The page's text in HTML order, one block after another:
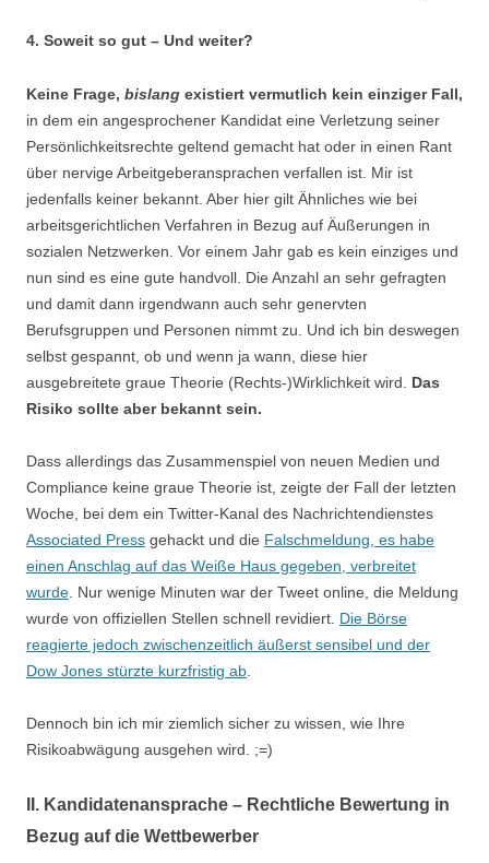
4. Soweit so gut – Und weiter?
Keine Frage, bislang existiert vermutlich kein einziger Fall,
in dem ein angesprochener Kandidat eine Verletzung seiner
Persönlichkeitsrechte geltend gemacht hat oder in einen Rant
über nervige Arbeitgeberansprachen verfallen ist. Mir ist
jedenfalls keiner bekannt. Aber hier gilt Ähnliches wie bei
arbeitsgerichtlichen Verfahren in Bezug auf Äußerungen in
sozialen Netzwerken. Vor einem Jahr gab es kein einziges und
nun sind es eine gute handvoll. Die Anzahl an sehr gefragten
und damit dann irgendwann auch sehr genervten
Berufsgruppen und Personen nimmt zu. Und ich bin deswegen
selbst gespannt, ob und wenn ja wann, diese hier
ausgebreitete graue Theorie (Rechts-)Wirklichkeit wird. Das
Risiko sollte aber bekannt sein.
Dass allerdings das Zusammenspiel von neuen Medien und
Compliance keine graue Theorie ist, zeigte der Fall der letzten
Woche, bei dem ein Twitter-Kanal des Nachrichtendienstes
Associated Press gehackt und die Falschmeldung, es habe
einen Anschlag auf das Weiße Haus gegeben, verbreitet
wurde . Nur wenige Minuten war der Tweet online, die Meldung
wurde von offiziellen Stellen schnell revidiert. Die Börse
reagierte jedoch zwischenzeitlich äußerst sensibel und der
Dow Jones stürzte kurzfristig ab
Dennoch bin ich mir ziemlich sicher zu wissen, wie Ihre
Risikoabwägung ausgehen wird. ;=)
II. Kandidatenansprache – Rechtliche Bewertung in
Bezug auf die Wettbewerber